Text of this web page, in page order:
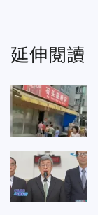
延伸閱讀